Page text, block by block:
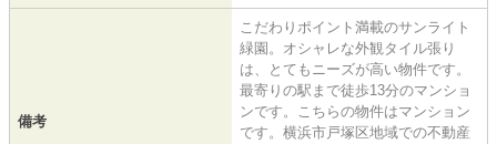
備考
こだわりポイント満載のサンライト
緑園。オシャレな外観タイル張り
は、とてもニーズが高い物件です。
最寄りの駅まで徒歩13分のマンショ
ンです。こちらの物件はマンション
です。横浜市戸塚区地域での不動産